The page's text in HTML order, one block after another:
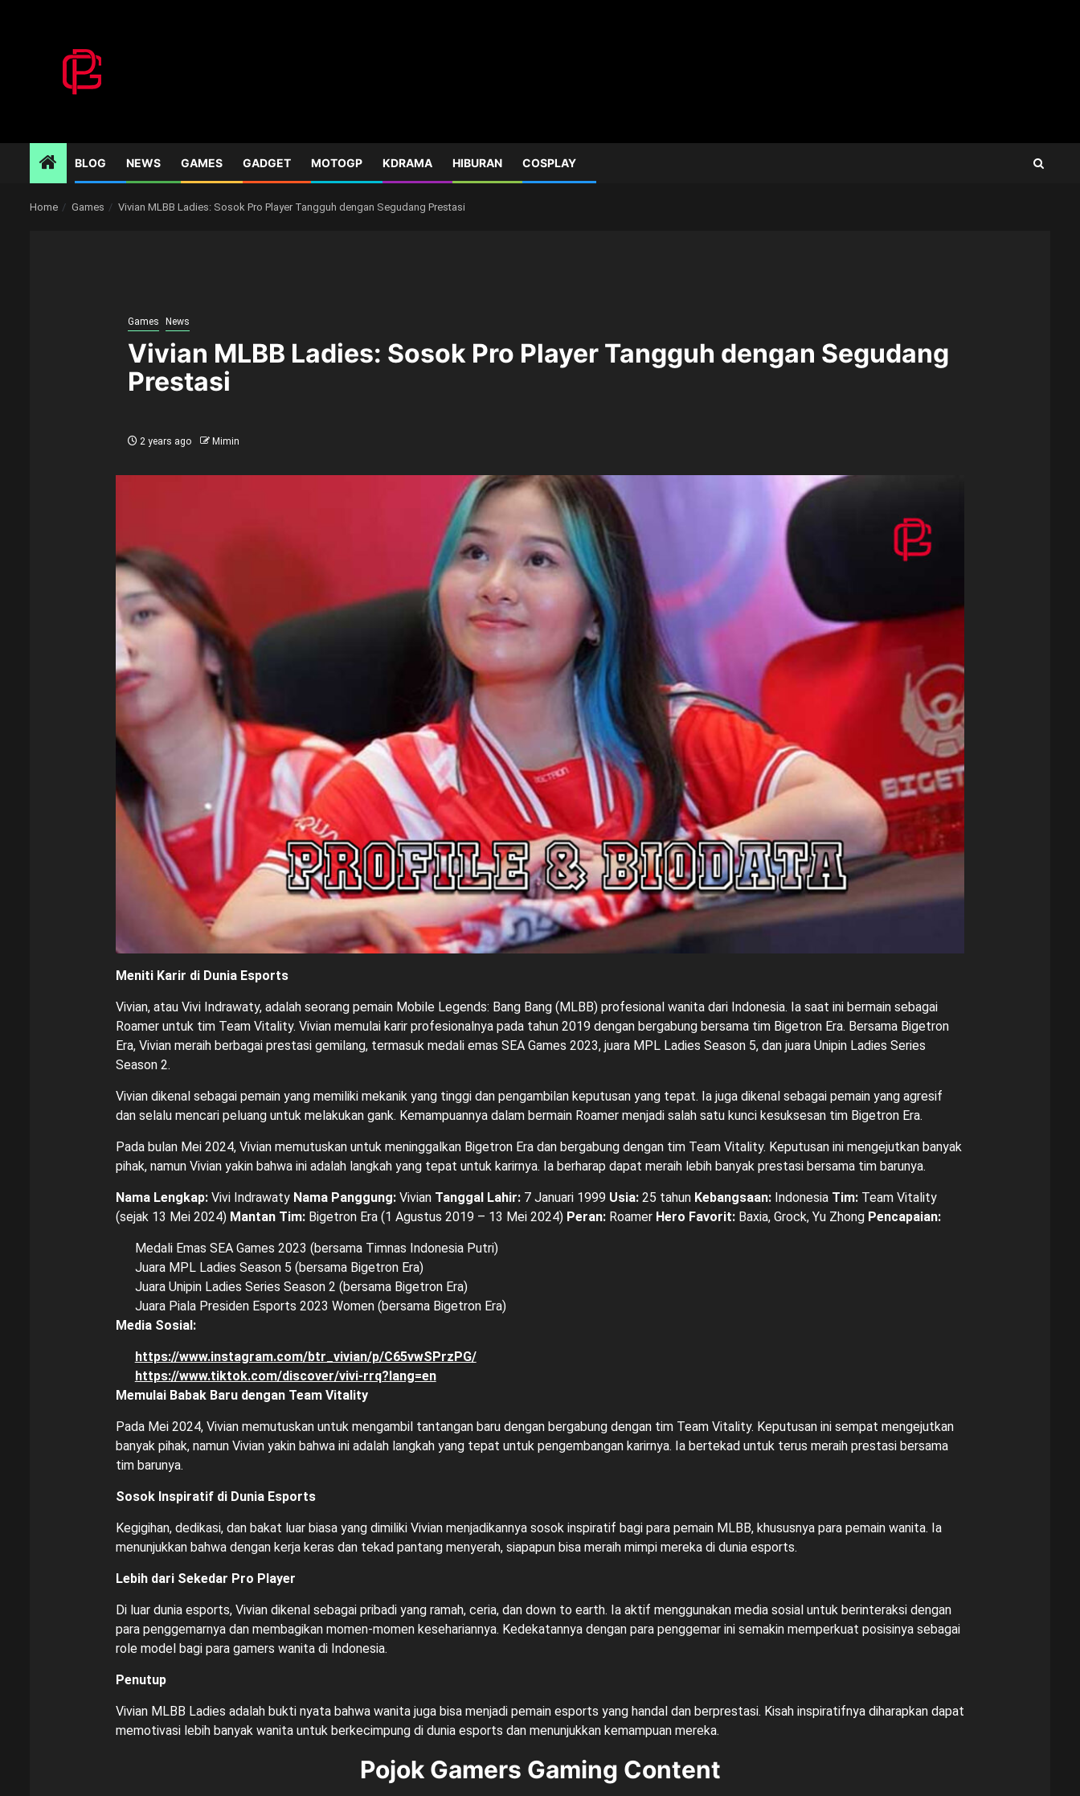
BLOG NEWS GAMES GADGET MOTOGP KDRAMA HIBURAN COSPLAY
Home Games Vivian MLBB Ladies: Sosok Pro Player Tangguh dengan Segudang Prestasi
Games News
Vivian MLBB Ladies: Sosok Pro Player Tangguh dengan Segudang
Prestasi
2 years ago Mimin
Meniti Karir di Dunia Esports
Vivian, atau Vivi Indrawaty, adalah seorang pemain Mobile Legends: Bang Bang (MLBB) profesional wanita dari Indonesia. Ia saat ini bermain sebagai
Roamer untuk tim Team Vitality. Vivian memulai karir profesionalnya pada tahun 2019 dengan bergabung bersama tim Bigetron Era. Bersama Bigetron
Era, Vivian meraih berbagai prestasi gemilang, termasuk medali emas SEA Games 2023, juara MPL Ladies Season 5, dan juara Unipin Ladies Series
Season 2.
Vivian dikenal sebagai pemain yang memiliki mekanik yang tinggi dan pengambilan keputusan yang tepat. Ia juga dikenal sebagai pemain yang agresif
dan selalu mencari peluang untuk melakukan gank. Kemampuannya dalam bermain Roamer menjadi salah satu kunci kesuksesan tim Bigetron Era.
Pada bulan Mei 2024, Vivian memutuskan untuk meninggalkan Bigetron Era dan bergabung dengan tim Team Vitality. Keputusan ini mengejutkan banyak
pihak, namun Vivian yakin bahwa ini adalah langkah yang tepat untuk karirnya. Ia berharap dapat meraih lebih banyak prestasi bersama tim barunya.
Nama Lengkap:Vivi Indrawaty Nama Panggung:Vivian Tanggal Lahir:7 Januari 1999 Usia:25 tahun Kebangsaan:Indonesia Tim:Team Vitality
(sejak 13 Mei 2024) Mantan Tim:Bigetron Era (1 Agustus 2019 – 13 Mei 2024) Peran:Roamer Hero Favorit:Baxia, Grock, Yu Zhong Pencapaian:
Medali Emas SEA Games 2023 (bersama Timnas Indonesia Putri)
Juara MPL Ladies Season 5 (bersama Bigetron Era)
Juara Unipin Ladies Series Season 2 (bersama Bigetron Era)
Juara Piala Presiden Esports 2023 Women (bersama Bigetron Era)
Media Sosial:
https://www.instagram.com/btr_vivian/p/C65vwSPrzPG/
https://www.tiktok.com/discover/vivi-rrq?lang=en
Memulai Babak Baru dengan Team Vitality
Pada Mei 2024, Vivian memutuskan untuk mengambil tantangan baru dengan bergabung dengan tim Team Vitality. Keputusan ini sempat mengejutkan
banyak pihak, namun Vivian yakin bahwa ini adalah langkah yang tepat untuk pengembangan karirnya. Ia bertekad untuk terus meraih prestasi bersama
tim barunya.
Sosok Inspiratif di Dunia Esports
Kegigihan, dedikasi, dan bakat luar biasa yang dimiliki Vivian menjadikannya sosok inspiratif bagi para pemain MLBB, khususnya para pemain wanita. Ia
menunjukkan bahwa dengan kerja keras dan tekad pantang menyerah, siapapun bisa meraih mimpi mereka di dunia esports.
Lebih dari Sekedar Pro Player
Di luar dunia esports, Vivian dikenal sebagai pribadi yang ramah, ceria, dan down to earth. Ia aktif menggunakan media sosial untuk berinteraksi dengan
para penggemarnya dan membagikan momen-momen kesehariannya. Kedekatannya dengan para penggemar ini semakin memperkuat posisinya sebagai
role model bagi para gamers wanita di Indonesia.
Penutup
Vivian MLBB Ladies adalah bukti nyata bahwa wanita juga bisa menjadi pemain esports yang handal dan berprestasi. Kisah inspiratifnya diharapkan dapat
memotivasi lebih banyak wanita untuk berkecimpung di dunia esports dan menunjukkan kemampuan mereka.
Pojok Gamers Gaming Content